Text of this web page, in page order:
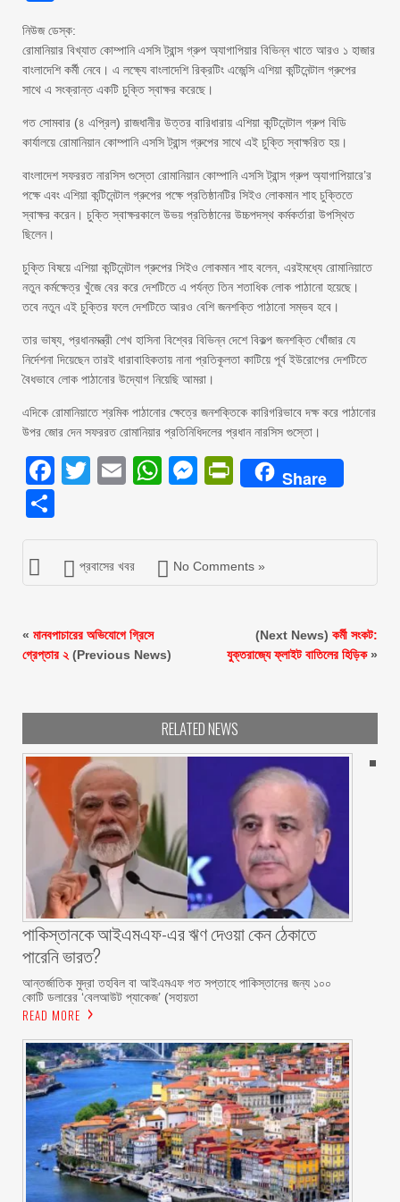
নিউজ ডেস্ক:
রোমানিয়ার বিখ্যাত কোম্পানি এসসি ট্রান্স গ্রুপ অ্যাগাপিয়ার বিভিন্ন খাতে আরও ১ হাজার
বাংলাদেশি কর্মী নেবে। এ লক্ষ্যে বাংলাদেশি রিক্রটিং এজেন্সি এশিয়া কন্টিনেন্টাল গ্রুপের
সাথে এ সংক্রান্ত একটি চুক্তি স্বাক্ষর করেছে।
গত সোমবার (৪ এপ্রিল) রাজধানীর উত্তর বারিধারায় এশিয়া কন্টিনেন্টাল গ্রুপ বিডি
কার্যালয়ে রোমানিয়ান কোম্পানি এসসি ট্রান্স গ্রুপের সাথে এই চুক্তি স্বাক্ষরিত হয়।
বাংলাদেশ সফররত নারসিস গুস্তো রোমানিয়ান কোম্পানি এসসি ট্রান্স গ্রুপ অ্যাগাপিয়ারে’র
পক্ষে এবং এশিয়া কন্টিনেন্টাল গ্রুপের পক্ষে প্রতিষ্ঠানটির সিইও লোকমান শাহ চুক্তিতে
স্বাক্ষর করেন। চুক্তি স্বাক্ষরকালে উভয় প্রতিষ্ঠানের উচ্চপদস্থ কর্মকর্তারা উপস্থিত
ছিলেন।
চুক্তি বিষয়ে এশিয়া কন্টিনেন্টাল গ্রুপের সিইও লোকমান শাহ বলেন, এরইমধ্যে রোমানিয়াতে
নতুন কর্মক্ষেত্র খুঁজে বের করে দেশটিতে এ পর্যন্ত তিন শতাধিক লোক পাঠানো হয়েছে।
তবে নতুন এই চুক্তির ফলে দেশটিতে আরও বেশি জনশক্তি পাঠানো সম্ভব হবে।
তার ভাষ্য, প্রধানমন্ত্রী শেখ হাসিনা বিশ্বের বিভিন্ন দেশে বিকল্প জনশক্তি খোঁজার যে
নির্দেশনা দিয়েছেন তারই ধারাবাহিকতায় নানা প্রতিকূলতা কাটিয়ে পূর্ব ইউরোপের দেশটিতে
বৈধভাবে লোক পাঠানোর উদ্যোগ নিয়েছি আমরা।
এদিকে রোমানিয়াতে শ্রমিক পাঠানোর ক্ষেত্রে জনশক্তিকে কারিগরিভাবে দক্ষ করে পাঠানোর
উপর জোর দেন সফররত রোমানিয়ার প্রতিনিধিদলের প্রধান নারসিস গুস্তো।
Facebook
Twitter
EmailWhatsApp
Messenger
PrintFriendly
Share
প্রবাসের খবর No Comments »
« মানবপাচারের অভিযোগে গ্রিসে
গ্রেপ্তার ২ (Previous News)
(Next News) কর্মী সংকট:
যুক্তরাজ্যে ফ্লাইট বাতিলের হিড়িক»
RELATED NEWS
পাকিস্তানকে আইএমএফ-এর ঋণ দেওয়া কেন ঠেকাতে
পারেনি ভারত?
আন্তর্জাতিক মুদ্রা তহবিল বা আইএমএফ গত সপ্তাহে পাকিস্তানের জন্য ১০০
কোটি ডলারের ‘বেলআউট প্যাকেজ’ (সহায়তা
READ MORE